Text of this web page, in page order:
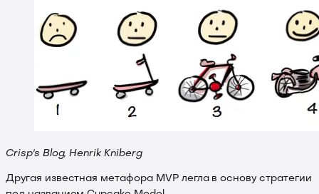
Crisp's Blog, Henrik Kniberg
Другая известная метафора MVP легла в основу стратегии